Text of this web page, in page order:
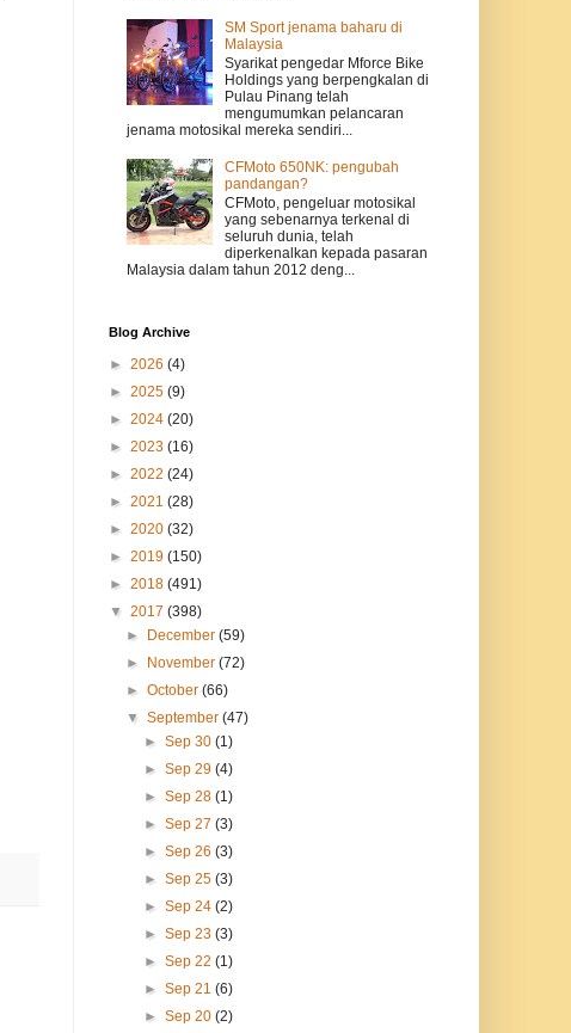
SM Sport jenama baharu di
Malaysia
Syarikat pengedar Mforce Bike
Holdings yang berpengkalan di
Pulau Pinang telah
mengumumkan pelancaran
jenama motosikal mereka sendiri...
CFMoto 650NK: pengubah
pandangan?
CFMoto, pengeluar motosikal
yang sebenarnya terkenal di
seluruh dunia, telah
diperkenalkan kepada pasaran
Malaysia dalam tahun 2012 deng...
Blog Archive
► 2026 (4)
► 2025 (9)
► 2024 (20)
► 2023 (16)
► 2022 (24)
► 2021 (28)
► 2020 (32)
► 2019 (150)
► 2018 (491)
▼ 2017 (398)
► December(59)
► November(72)
►October(66)
▼September(47)
► Sep 30 (1)
► Sep 29 (4)
► Sep 28 (1)
► Sep 27 (3)
► Sep 26 (3)
► Sep 25 (3)
► Sep 24 (2)
► Sep 23 (3)
► Sep 22 (1)
► Sep 21 (6)
► Sep 20 (2)